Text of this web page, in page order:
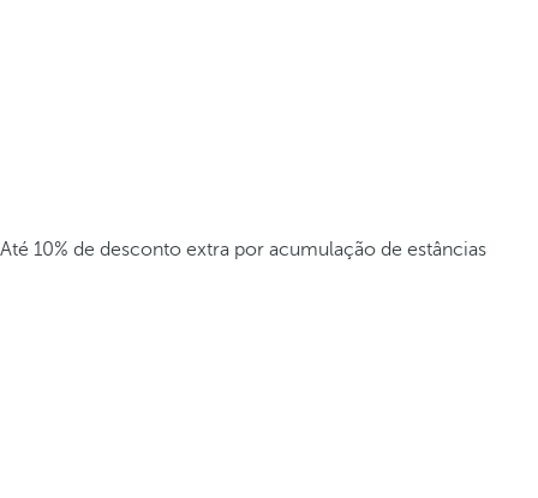
Até 10% de desconto extra por acumulação de estâncias